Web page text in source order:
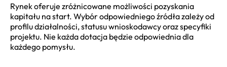
Rynek oferuje zróżnicowane możliwości pozyskania
kapitału na start. Wybór odpowiedniego źródła zależy od
profilu działalności, statusu wnioskodawcy oraz specyfiki
projektu. Nie każda dotacja będzie odpowiednia dla
każdego pomysłu.